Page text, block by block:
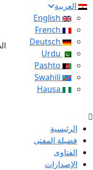
العربية
الرئيسية
فضيلة المفتى
الفتاوى
الإصدارات